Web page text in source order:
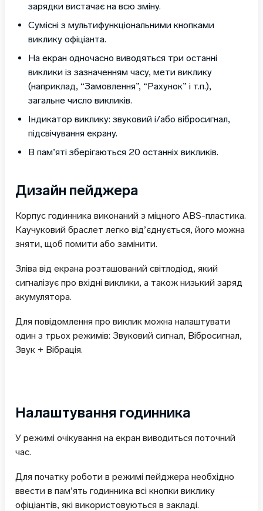
зарядки вистачає на всю зміну.
Сумісні з мультифункціональними кнопками
виклику офіціанта.
На екран одночасно виводяться три останні
виклики із зазначенням часу, мети виклику
(наприклад, “Замовлення”, “Рахунок” і т.п.),
загальне число викликів.
Індикатор виклику: звуковий і/або вібросигнал,
підсвічування екрану.
В пам’яті зберігаються 20 останніх викликів.
Дизайн пейджера
Корпус годинника виконаний з міцного ABS-пластика.
Каучуковий браслет легко від’єднується, його можна
зняти, щоб помити або замінити.
Зліва від екрана розташований світлодіод, який
сигналізує про вхідні виклики, а також низький заряд
акумулятора.
Для повідомлення про виклик можна налаштувати
один з трьох режимів: Звуковий сигнал, Вібросигнал,
Звук + Вібрація.
Налаштування годинника
У режимі очікування на екран виводиться поточний
час.
Для початку роботи в режимі пейджера необхідно
ввести в пам’ять годинника всі кнопки виклику
офіціантів, які використовуються в закладі.